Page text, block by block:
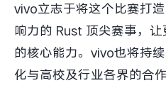
vivo立志于将这个比赛打
响力的 Rust 顶尖赛事，
的核心能力。vivo也将持
化与高校及行业各界的合